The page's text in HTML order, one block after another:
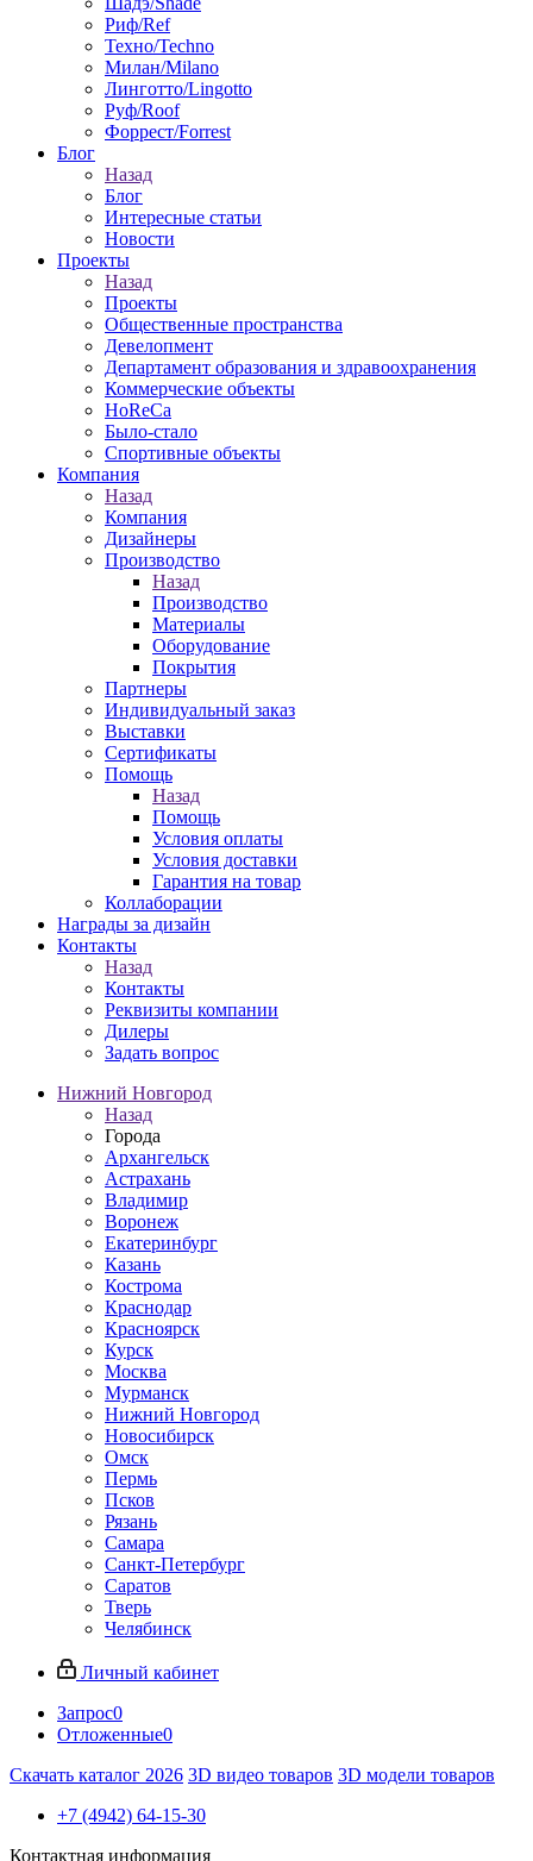
Риф/Ref
Техно/Techno
Милан/Milano
Линготто/Lingotto
Руф/Roof
Форрест/Forrest
Блог
Назад
Блог
Интересные статьи
Новости
Проекты
Назад
Проекты
Общественные пространства
Девелопмент
Департамент образования и здравоохранения
Коммерческие объекты
HoReCa
Было-стало
Спортивные объекты
Компания
Назад
Компания
Дизайнеры
Производство
Назад
Производство
Материалы
Оборудование
Покрытия
Партнеры
Индивидуальный заказ
Выставки
Сертификаты
Помощь
Назад
Помощь
Условия оплаты
Условия доставки
Гарантия на товар
Коллаборации
Награды за дизайн
Контакты
Назад
Контакты
Реквизиты компании
Дилеры
Задать вопрос
Нижний Новгород
Назад
Города
Архангельск
Астрахань
Владимир
Воронеж
Екатеринбург
Казань
Кострома
Краснодар
Красноярск
Курск
Москва
Мурманск
Нижний Новгород
Новосибирск
Омск
Пермь
Псков
Рязань
Самара
Санкт-Петербург
Саратов
Тверь
Челябинск
Личный кабинет
Запрос0
Отложенные0
Скачать каталог 2026 3D видео товаров 3D модели товаров
+7 (4942) 64-15-30
Контактная информация